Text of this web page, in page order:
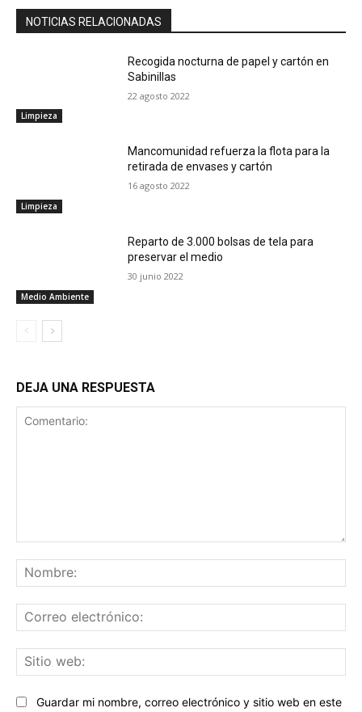
NOTICIAS RELACIONADAS
Limpieza
Recogida nocturna de papel y cartón en
Sabinillas
22 agosto 2022
Limpieza
Mancomunidad refuerza la flota para la
retirada de envases y cartón
16 agosto 2022
Medio Ambiente
Reparto de 3.000 bolsas de tela para
preservar el medio
30 junio 2022
DEJA UNA RESPUESTA
Guardar mi nombre, correo electrónico y sitio web en este